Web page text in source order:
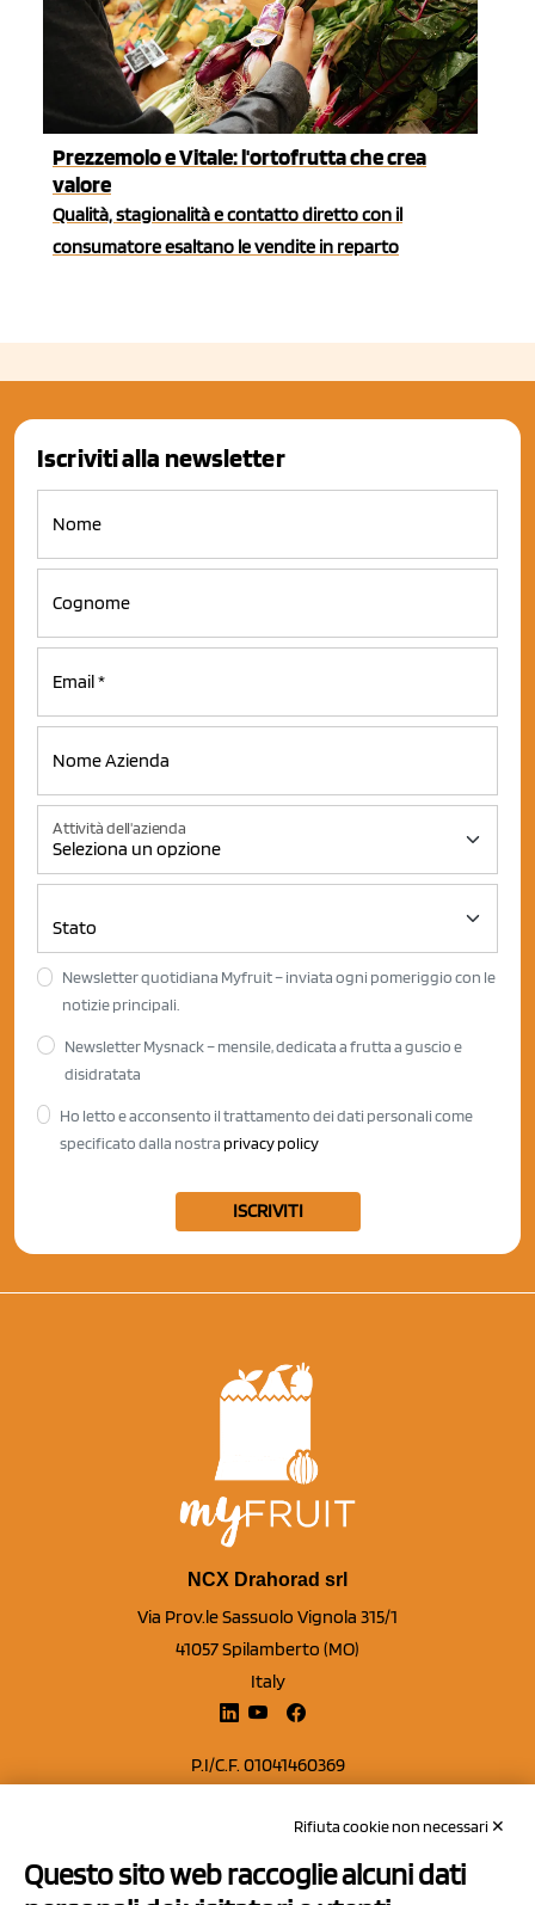
Prezzemolo e Vitale: l'ortofrutta che crea
valore
Qualità, stagionalità e contatto diretto con il
consumatore esaltano le vendite in reparto
Iscriviti alla newsletter
Attività dell'azienda
Newsletter quotidiana Myfruit – inviata ogni pomeriggio con le
notizie principali.
Newsletter Mysnack – mensile, dedicata a frutta a guscio e
disidratata
Ho letto e acconsento il trattamento dei dati personali come
specificato dalla nostra privacy policy
ISCRIVITI
NCX Drahorad srl
Via Prov.le Sassuolo Vignola 315/1
41057 Spilamberto (MO)
Italy
P.I/C.F. 01041460369
Capitale sociale Euro 50.000,00 i.v.
Contatti
Rifiuta cookie non necessari ✕
Questo sito web raccoglie alcuni dati